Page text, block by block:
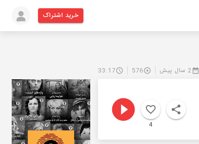
خرید اشتراک
2 سال پیش 576
33:17
4